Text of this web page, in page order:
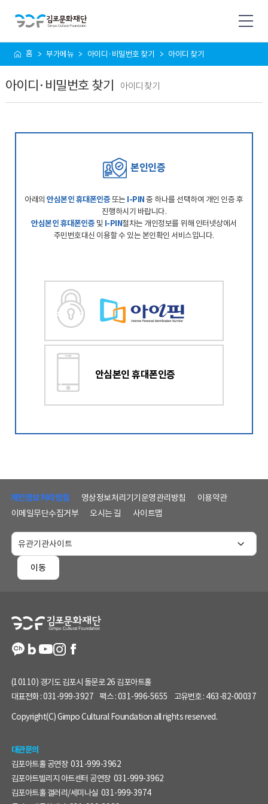
사
이
맵
홈 부가메뉴 아이디·비밀번호 찾기 아이디 찾기
아이디·비밀번호 찾기 아이디 찾기
본인인증
아래의안심본인 휴대폰인증또는 I-PIN중 하나를 선택하여 개인 인증 후
진행하시기 바랍니다.
안심본인 휴대폰인증 및 I-PIN절차는 개인정보를 위해 인터넷상에서
주민번호대신 이용할 수 있는 본인확인 서비스입니다.
안심본인 휴대폰인증
개인정보처리방침 영상정보처리기기운영관리방침
이용약관
이메일무단수집거부
오시는 길 사이트맵
이동
(10110) 경기도 김포시 돌문로 26 김포아트홀
대표전화 :031-999-3927 팩스 :031-996-5655 고유번호 : 463-82-00037
Copyright(C) Gimpo Cultural Foundation all rights reserved.
대관문의
김포아트홀 공연장 031-999-3962
김포아트빌리지 아트센터 공연장 031-999-3962
김포아트홀 갤러리/세미나실 031-999-3974